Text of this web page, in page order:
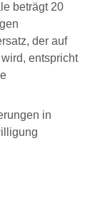
beträgt 20
der auf
entspricht
in